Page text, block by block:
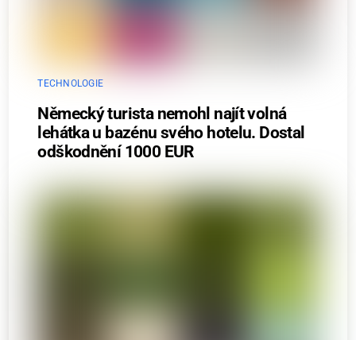
TECHNOLOGIE
Německý turista nemohl najít volná
lehátka u bazénu svého hotelu. Dostal
odškodnění 1000 EUR